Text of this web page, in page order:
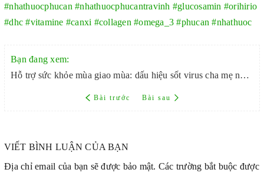
#nhathuocphucan #nhathuocphucantravinh #glucosamin #orihirio
#dhc #vitamine #canxi #collagen #omega_3 #phucan #nhathuoc
Bạn đang xem:
Hỗ trợ sức khỏe mùa giao mùa: dấu hiệu sốt virus cha mẹ nên biết
Bài trước Bài sau
VIẾT BÌNH LUẬN CỦA BẠN
Địa chỉ email của bạn sẽ được bảo mật. Các trường bắt buộc được